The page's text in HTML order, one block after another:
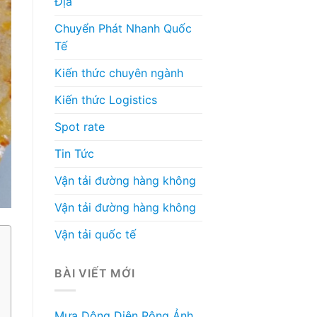
Chuyển Phát Nhanh Quốc
Tế
Kiến thức chuyên ngành
Kiến thức Logistics
Spot rate
Tin Tức
Vận tải đường hàng không
Vận tải đường hàng không
Vận tải quốc tế
BÀI VIẾT MỚI